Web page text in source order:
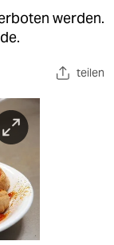
werden.
teilen